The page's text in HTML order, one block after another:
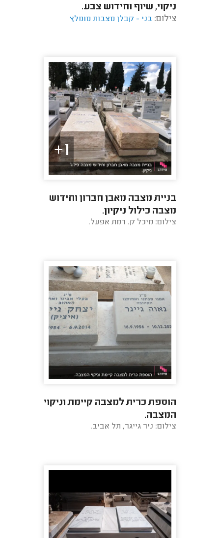
ניקוי, שיוף וחידוש צבע.
צילום: בני - קבלן מצבות מומלץ
1+
בניית מצבה מאבן חברון וחידוש
מצבה כילול ניקיון.
צילום: מיכל ק. רמת אפעל.
הוספת כרית למצבה קיימת וניקוי
המצבה.
צילום: ניר גייגר, תל אביב.